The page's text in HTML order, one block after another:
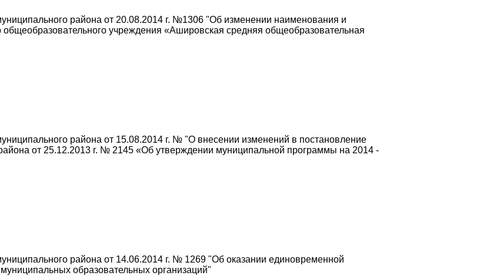
района от 20.08.2014 г. №1306 "Об изменении наименования и
общеобразовательного учреждения «Ашировская средняя общеобразовательная
района от 15.08.2014 г. № "О внесении изменений в постановление
от 25.12.2013 г. № 2145 «Об утверждении муниципальной программы на 2014 -
района от 14.06.2014 г. № 1269 "Об оказании единовременной
образовательных организаций"